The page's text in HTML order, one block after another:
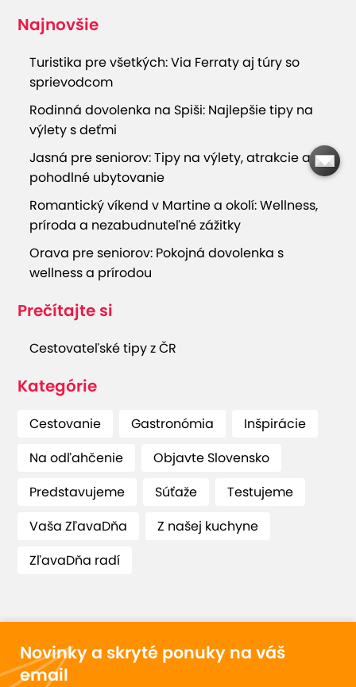
Najnovšie
Turistika pre všetkých: Via Ferraty aj túry so
sprievodcom
Rodinná dovolenka na Spiši: Najlepšie tipy na
výlety s deťmi
Jasná pre seniorov: Tipy na výlety, atrakcie a
pohodlné ubytovanie
Romantický víkend v Martine a okolí: Wellness,
príroda a nezabudnuteľné zážitky
Orava pre seniorov: Pokojná dovolenka s
wellness a prírodou
Prečítajte si
Cestovateľské tipy z ČR
Kategórie
Cestovanie Gastronómia
Inšpirácie
Na odľahčenie
Objavte Slovensko
Predstavujeme
Súťaže
Testujeme
Vaša ZľavaDňa
Z našej kuchyne
ZľavaDňa radí
Novinky a skryté ponuky na váš
email